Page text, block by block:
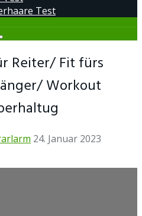
Test
Reiter/ Fit fürs
Workout
24. Januar 2023